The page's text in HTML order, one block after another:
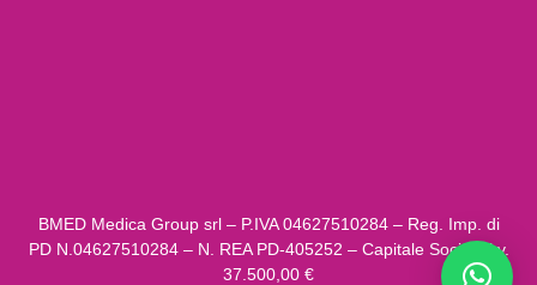
BMED Medica Group srl – P.IVA ‍04627510284 – Reg. Imp. di
PD N.04627510284 – N. REA PD-405252 – Capitale Sociale i.v.
37.500,00 €